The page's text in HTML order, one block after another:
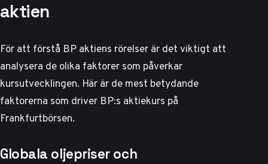
aktien
För att förstå BP aktiens rörelser är det viktigt att
analysera de olika faktorer som påverkar
kursutvecklingen. Här är de mest betydande
faktorerna som driver BP:s aktiekurs på
Frankfurtbörsen.
Globala oljepriser och